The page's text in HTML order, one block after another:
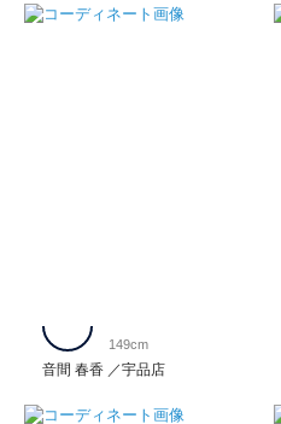
音間 春香 宇品店
149cm